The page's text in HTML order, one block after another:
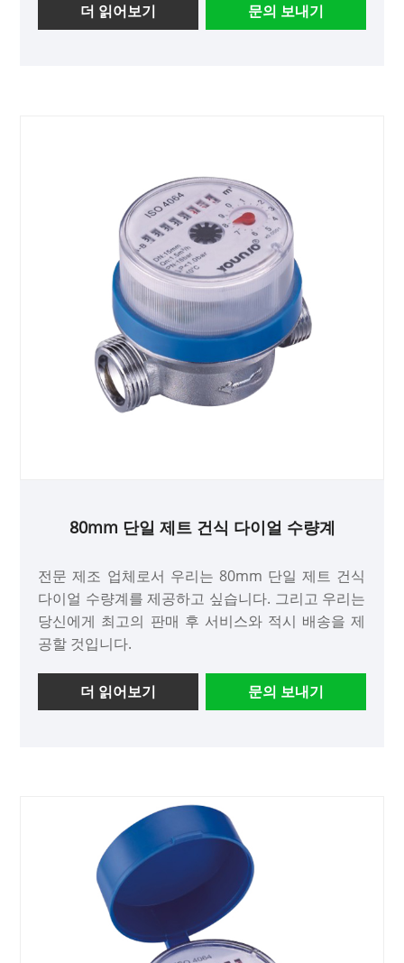
더 읽어보기
문의 보내기
80mm 단일 제트 건식 다이얼 수량계
전문 제조 업체로서 우리는 80mm 단일 제트 건식
다이얼 수량계를 제공하고 싶습니다. 그리고 우리는
당신에게 최고의 판매 후 서비스와 적시 배송을 제
공할 것입니다.
더 읽어보기 문의 보내기